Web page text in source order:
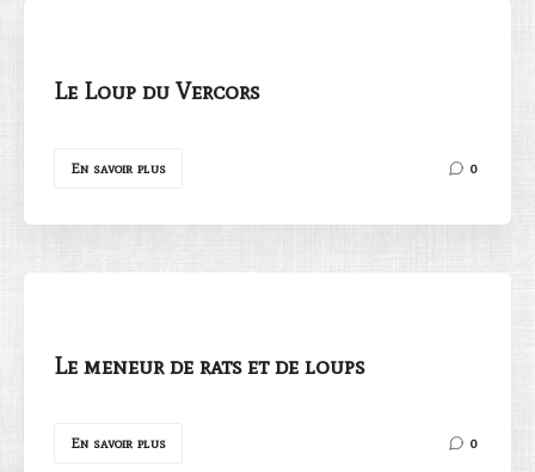
Le Loup du Vercors
En savoir plus 0
Le meneur de rats et de loups
En savoir plus 0